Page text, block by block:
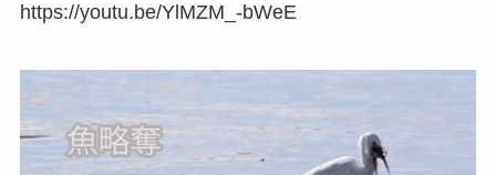
https://youtu.be/YlMZM_-bWeE